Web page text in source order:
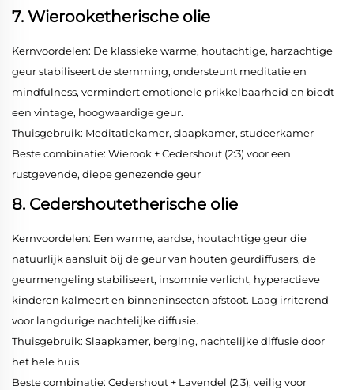
7. Wierooketherische olie
Kernvoordelen: De klassieke warme, houtachtige, harzachtige
geur stabiliseert de stemming, ondersteunt meditatie en
mindfulness, vermindert emotionele prikkelbaarheid en biedt
een vintage, hoogwaardige geur.
Thuisgebruik: Meditatiekamer, slaapkamer, studeerkamer
Beste combinatie: Wierook + Cedershout (2:3) voor een
rustgevende, diepe genezende geur
8. Cedershoutetherische olie
Kernvoordelen: Een warme, aardse, houtachtige geur die
natuurlijk aansluit bij de geur van houten geurdiffusers, de
geurmengeling stabiliseert, insomnie verlicht, hyperactieve
kinderen kalmeert en binneninsecten afstoot. Laag irriterend
voor langdurige nachtelijke diffusie.
Thuisgebruik: Slaapkamer, berging, nachtelijke diffusie door
het hele huis
Beste combinatie: Cedershout + Lavendel (2:3), veilig voor